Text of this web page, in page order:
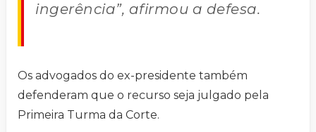
ingerência”, afirmou a defesa.
Os advogados do ex-presidente também
defenderam que o recurso seja julgado pela
Primeira Turma da Corte.